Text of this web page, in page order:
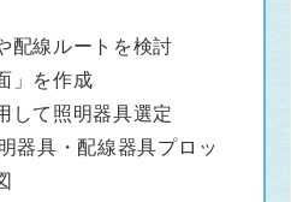
配線ルートを検討
」を作成
して照明器具選定
器具・配線器具プロッ